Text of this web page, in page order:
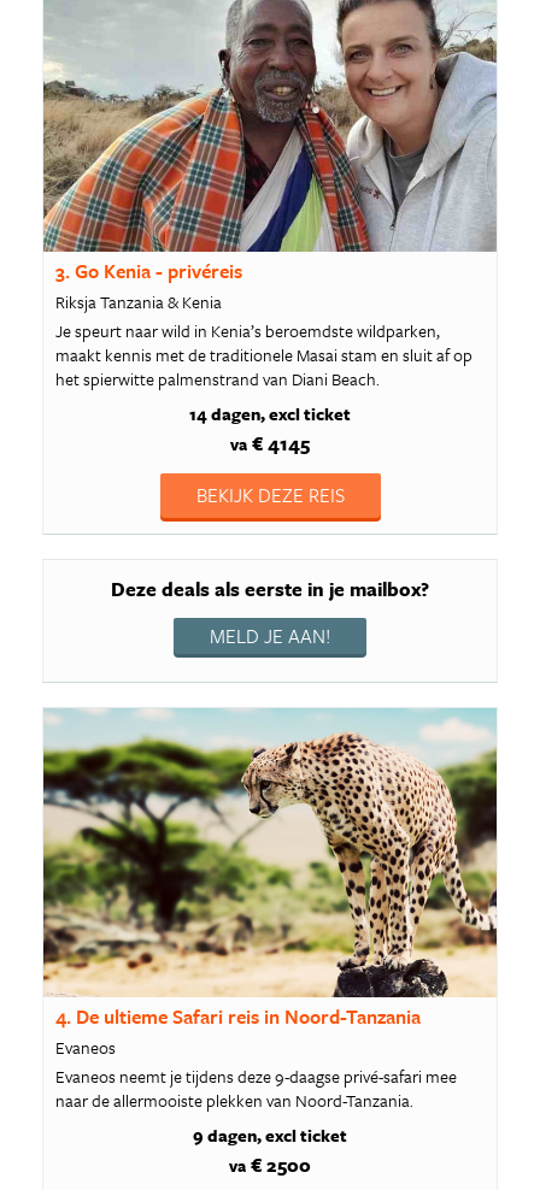
3. Go Kenia - privéreis
Riksja Tanzania & Kenia
Je speurt naar wild in Kenia’s beroemdste wildparken,
maakt kennis met de traditionele Masai stam en sluit af op
het spierwitte palmenstrand van Diani Beach.
14 dagen excl ticket
va € 4145
BEKIJK DEZE REIS
Deze deals als eerste in je mailbox?
MELD JE AAN!
4. De ultieme Safari reis in Noord-Tanzania
Evaneos
Evaneos neemt je tijdens deze 9-daagse privé-safari mee
naar de allermooiste plekken van Noord-Tanzania.
9 dagen excl ticket
va € 2500